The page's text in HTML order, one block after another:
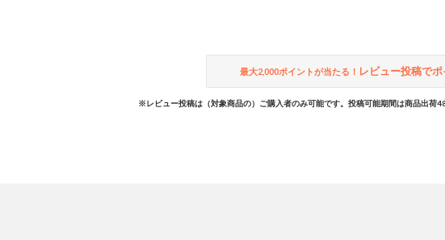
最大2,000ポイントが当たる！ レビュー投稿で
※レビュー投稿は（対象商品の）ご購入者のみ可能です。投稿可能期間は商品出荷